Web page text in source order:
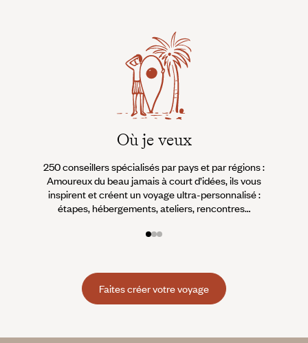
Où je veux
250 conseillers spécialisés par pays et par régions :
Amoureux du beau jamais à court d’idées, ils vous
inspirent et créent un voyage ultra-personnalisé :
étapes, hébergements, ateliers, rencontres…
Faites créer votre voyage